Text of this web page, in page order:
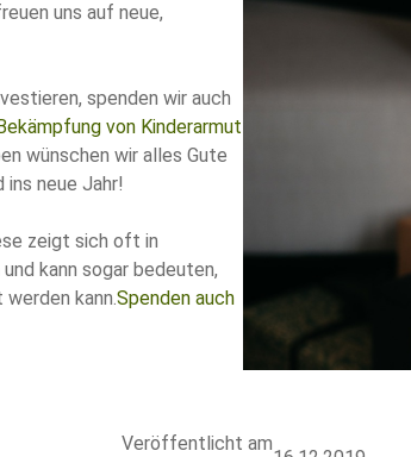
uns auf neue,
spenden wir auch
von Kinderarmut
wünschen wir alles Gute
neue Jahr!
zeigt sich oft in
kann sogar bedeuten,
kann.Spenden auch
Veröffentlicht am